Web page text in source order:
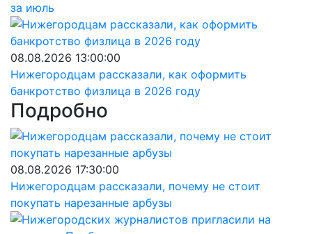
за июль
08.08.2026 13:00:00
Нижегородцам рассказали, как оформить
банкротство физлица в 2026 году
Подробно
08.08.2026 17:30:00
Нижегородцам рассказали, почему не стоит
покупать нарезанные арбузы